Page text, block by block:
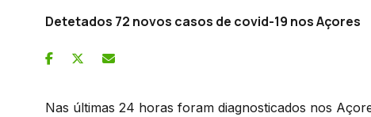
Detetados 72 novos casos de covid-19 nos Açores
Nas últimas 24 horas foram diagnosticados nos